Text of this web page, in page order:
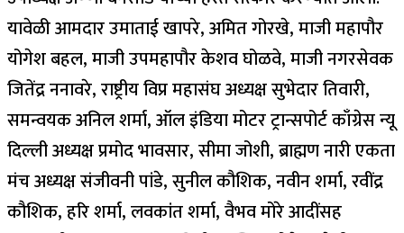
यावेळी आमदार उमाताई खापरे, अमित गोरखे, माजी महापौर
योगेश बहल, माजी उपमहापौर केशव घोळवे, माजी नगरसेवक
जितेंद्र ननावरे, राष्ट्रीय विप्र महासंघ अध्यक्ष सुभेदार तिवारी,
समन्वयक अनिल शर्मा, ऑल इंडिया मोटर ट्रान्सपोर्ट काँग्रेस न्यू
दिल्ली अध्यक्ष प्रमोद भावसार, सीमा जोशी, ब्राह्मण नारी एकता
मंच अध्यक्ष संजीवनी पांडे, सुनील कौशिक, नवीन शर्मा, रवींद्र
कौशिक, हरि शर्मा, लवकांत शर्मा, वैभव मोरे आदींसह